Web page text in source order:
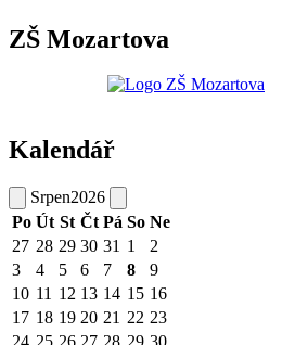
ZŠ Mozartova
Kalendář
Srpen2026
Po Út St Čt Pá So Ne
27 28 29 30 31 1
2
3
4 5 6 7 8
9
10 11 12 13 14 15 16
17 18 19 20 21 22 23